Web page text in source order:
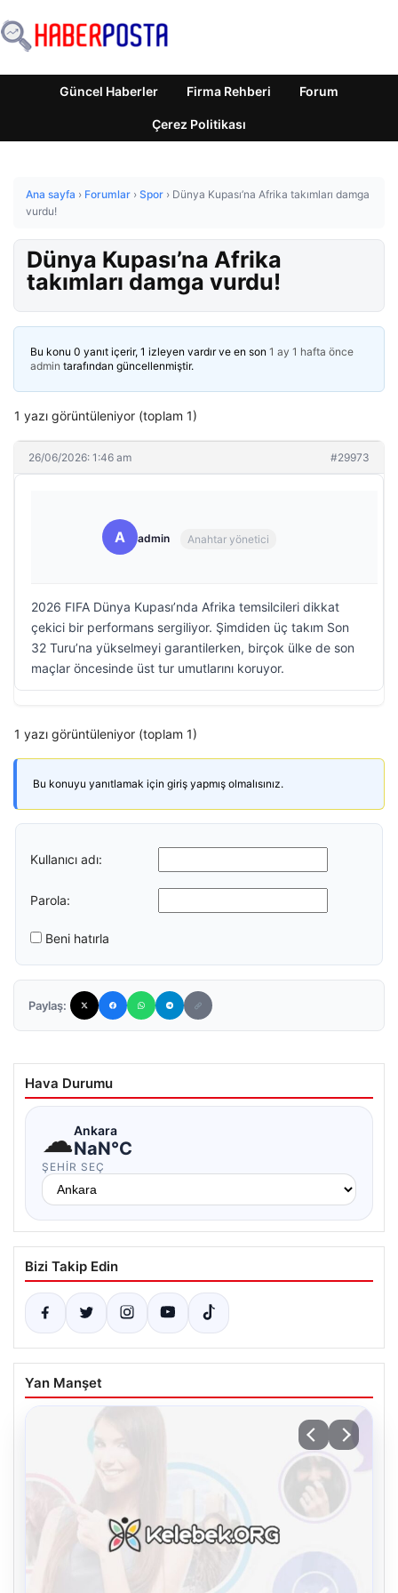
Güncel Haberler Firma Rehberi Forum
Çerez Politikası
Ana sayfa › Forumlar › Spor › Dünya Kupası’na Afrika takımları damga
vurdu!
Dünya Kupası’na Afrika
takımları damga vurdu!
Bu konu 0 yanıt içerir, 1 izleyen vardır ve en son 1 ay 1 hafta önce
admin tarafından güncellenmiştir.
1 yazı görüntüleniyor (toplam 1)
26/06/2026: 1:46 am #29973
A admin Anahtar yönetici
2026 FIFA Dünya Kupası’nda Afrika temsilcileri dikkat
çekici bir performans sergiliyor. Şimdiden üç takım Son
32 Turu’na yükselmeyi garantilerken, birçok ülke de son
maçlar öncesinde üst tur umutlarını koruyor.
1 yazı görüntüleniyor (toplam 1)
Bu konuyu yanıtlamak için giriş yapmış olmalısınız.
Kullanıcı adı:
Parola:
Beni hatırla
Paylaş:
Hava Durumu
☁Ankara
NaN°C
ŞEHIR SEÇ
Bizi Takip Edin
Yan Manşet